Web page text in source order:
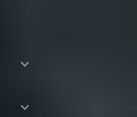

